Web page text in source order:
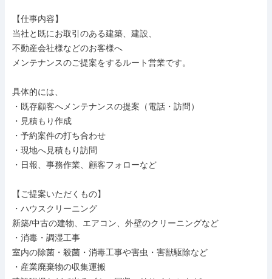
【仕事内容】
当社と既にお取引のある建築、建設、
不動産会社様などのお客様へ
メンテナンスのご提案をするルート営業です。
具体的には、
・既存顧客へメンテナンスの提案（電話・訪問）
・見積もり作成
・予約案件の打ち合わせ
・現地へ見積もり訪問
・日報、事務作業、顧客フォローなど
【ご提案いただくもの】
・ハウスクリーニング
新築/中古の建物、エアコン、外壁のクリーニングなど
・消毒・調湿工事
室内の除菌・殺菌・消毒工事や害虫・害獣駆除など
・産業廃棄物の収集運搬